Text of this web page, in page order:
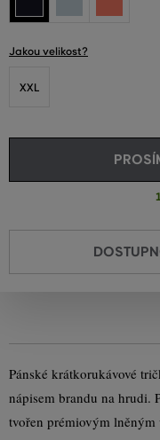
Jakou velikost?
XXL
Pánské krátkorukávové
nápisem brandu na hrudi.
tvořen prémiovým